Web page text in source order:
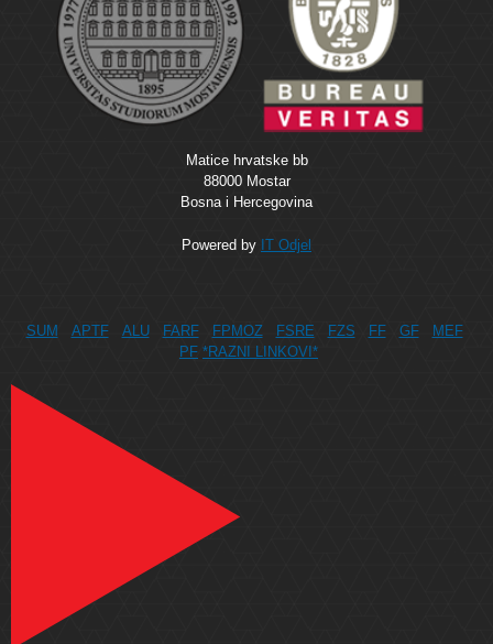
Matice hrvatske bb
88000 Mostar
Bosna i Hercegovina
Powered by IT Odjel
SUM APTF ALU FARF FPMOZ FSRE FZS FF GF
MEF
PF *RAZNI LINKOVI*